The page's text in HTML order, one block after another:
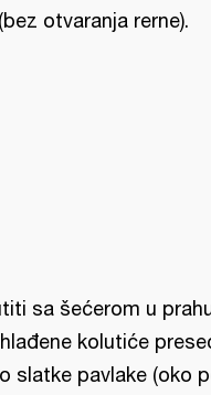
otvaranja rerne).
sa šećerom u
kolutiće
slatke pavlake (oko